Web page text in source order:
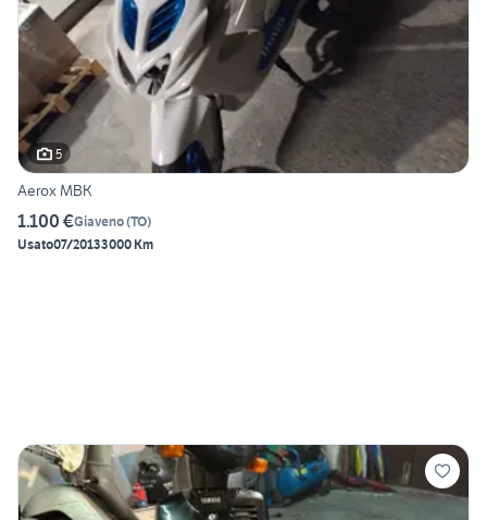
5
Aerox MBK
1.100 €Giaveno(TO)
Usato07/20133000 Km